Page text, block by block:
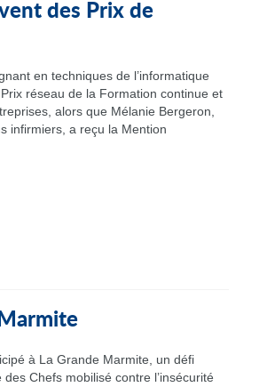
des Prix de
en techniques de l’informatique
réseau de la Formation continue et
alors que Mélanie Bergeron,
infirmiers, a reçu la Mention
à La Grande Marmite, un défi
Chefs mobilisé contre l’insécurité